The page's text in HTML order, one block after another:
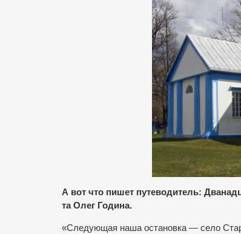
А вот что пишет путеводитель:
та Олег Година.
«Следующая наша остановка — село